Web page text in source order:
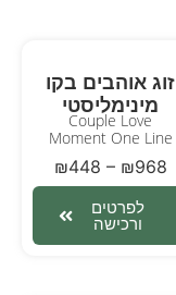
זוג אוהבים בקו
מינימליסטי
Couple Love
Moment One Line
₪448 – ₪968
לפרטים
ורכישה